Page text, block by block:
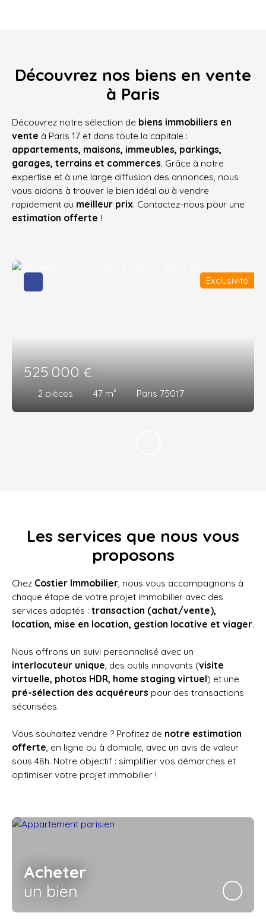
Découvrez nos biens en vente
à Paris
Découvrez notre sélection de biens immobiliers en
vente à Paris 17 et dans toute la capitale :
appartements, maisons, immeubles, parkings,
garages, terrains et commerces. Grâce à notre
expertise et à une large diffusion des annonces, nous
vous aidons à trouver le bien idéal ou à vendre
rapidement au meilleur prix. Contactez-nous pour une
estimation offerte !
525 000€
2 pièces 47 m² Paris 75017
Exclusivité
Les services que nous vous
proposons
Chez Costier Immobilier, nous vous accompagnons à
chaque étape de votre projet immobilier avec des
services adaptés : transaction (achat/vente),
location, mise en location, gestion locative et viager.
Nous offrons un suivi personnalisé avec un
interlocuteur unique, des outils innovants (visite
virtuelle, photos HDR, home staging virtuel) et une
pré-sélection des acquéreurs pour des transactions
sécurisées.
Vous souhaitez vendre ? Profitez de notre estimation
offerte, en ligne ou à domicile, avec un avis de valeur
sous 48h. Notre objectif : simplifier vos démarches et
optimiser votre projet immobilier !
Acheter
un bien